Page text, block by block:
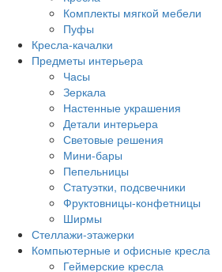
Комплекты мягкой мебели
Пуфы
Кресла-качалки
Предметы интерьера
Часы
Зеркала
Настенные украшения
Детали интерьера
Световые решения
Мини-бары
Пепельницы
Статуэтки, подсвечники
Фруктовницы-конфетницы
Ширмы
Стеллажи-этажерки
Компьютерные и офисные кресла
Геймерские кресла